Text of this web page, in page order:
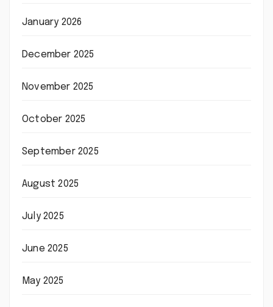
January 2026
December 2025
November 2025
October 2025
September 2025
August 2025
July 2025
June 2025
May 2025